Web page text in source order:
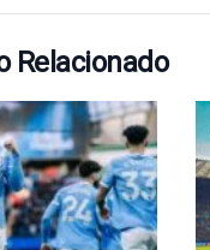
Relacionado